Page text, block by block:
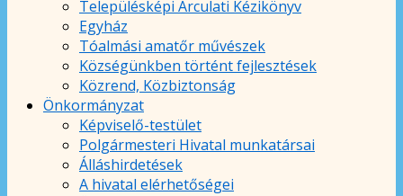
Településképi Arculati Kézikönyv
Egyház
Tóalmási amatőr művészek
Községünkben történt fejlesztések
Közrend, Közbiztonság
Önkormányzat
Képviselő-testület
Polgármesteri Hivatal munkatársai
Álláshirdetések
A hivatal elérhetőségei